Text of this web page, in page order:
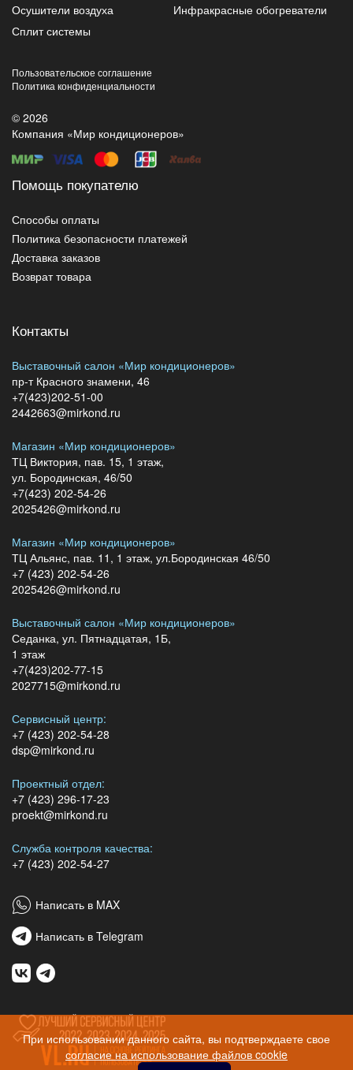
Осушители воздуха
Инфракрасные обогреватели
Сплит системы
Пользовательское соглашение
Политика конфиденциальности
© 2026
Компания «Мир кондиционеров»
Помощь покупателю
Способы оплаты
Политика безопасности платежей
Доставка заказов
Возврат товара
Контакты
Выставочный салон «Мир кондиционеров»
пр-т Красного знамени, 46
+7(423)202-51-00
2442663@mirkond.ru
Магазин «Мир кондиционеров»
ТЦ Виктория, пав. 15, 1 этаж,
ул. Бородинская, 46/50
+7(423) 202-54-26
2025426@mirkond.ru
Магазин «Мир кондиционеров»
ТЦ Альянс, пав. 11, 1 этаж, ул.Бородинская 46/50
+7 (423) 202-54-26
2025426@mirkond.ru
Выставочный салон «Мир кондиционеров»
Седанка, ул. Пятнадцатая, 1Б,
1 этаж
+7(423)202-77-15
2027715@mirkond.ru
Сервисный центр:
+7 (423) 202-54-28
dsp@mirkond.ru
Проектный отдел:
+7 (423) 296-17-23
proekt@mirkond.ru
Служба контроля качества:
+7 (423) 202-54-27
Написать в MAX
Написать в Telegram
При использовании данного сайта, вы подтверждаете свое
согласие на использование файлов cookie